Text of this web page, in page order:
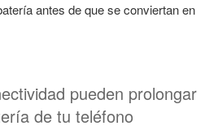
antes de que se conviertan en
pueden prolongar
de tu teléfono